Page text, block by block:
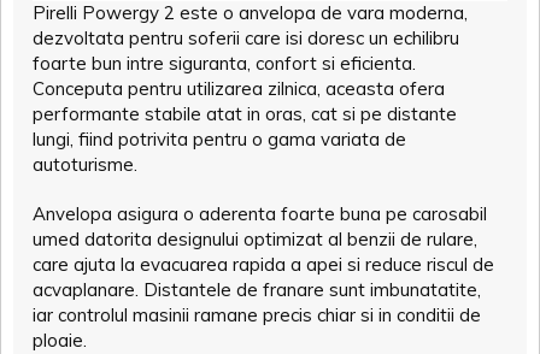
Pirelli Powergy 2 este o anvelopa de vara moderna,
dezvoltata pentru soferii care isi doresc un echilibru
foarte bun intre siguranta, confort si eficienta.
Conceputa pentru utilizarea zilnica, aceasta ofera
performante stabile atat in oras, cat si pe distante
lungi, fiind potrivita pentru o gama variata de
autoturisme.
Anvelopa asigura o aderenta foarte buna pe carosabil
umed datorita designului optimizat al benzii de rulare,
care ajuta la evacuarea rapida a apei si reduce riscul de
acvaplanare. Distantele de franare sunt imbunatatite,
iar controlul masinii ramane precis chiar si in conditii de
ploaie.